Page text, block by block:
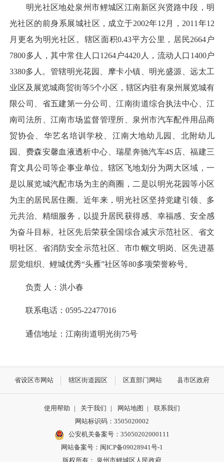
明光社区地处泉州市鲤城区江南新区兴贤路中段，明
光社区的前身系展城社区，成立于2002年12月，2011年12
月更名为明光社区。辖区面积0.43平方公里，居民2664户
7800多人，其中常住人口1264户4420人，流动人口1400户
3380多人。管辖明光花园、摩卡小镇、明光盛源、远太工
业区及展览城商贸街等5个小区，辖区内驻有泉州展览城有
限公司、省五建第一分公司、江南街道综合执法中心、江
南司法所、江南市场监督管理所、泉州市汽车配件用品商
贸协会、华艺名培训学校、江南大地幼儿园、北附幼儿
园、费森安馨血液透析中心、瑞星奔驰汽车4S店、福建三
育文具公司等企事业单位。辖区飞地划分为两大区域，一
是以展览城汽配市场为主的商圈，二是以明光花园等小区
为主的居民居住圈。近年来，明光社区坚持党建引领、多
元共治、精细服务，以提升居民获得感、幸福感、安全感
为奋斗目标。社区先后荣获全国综合减灾示范社区、省文
明社区、省消防安全示范社区、市巾帼文明岗、区先进基
层党组织、鲤城优秀“头雁”社区等80多项荣誉称号。
负责 人：洪小春
联系电话：0595-22477016
通信地址：江南街道明光街75号
省设区市网站 辖区街道园区 区直部门网站 县市区政府
使用帮助 | 关于我们 | 网站地图 |
联系我们
网站标识码：3505020002
公安机关备案号：35050202000111
网站备案号：闽ICP备09028941号-1
版权所有： 泉州市鲤城区人民政府